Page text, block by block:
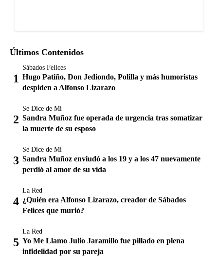
Últimos Contenidos
Sábados Felices
Hugo Patiño, Don Jediondo, Polilla y más humoristas
despiden a Alfonso Lizarazo
Se Dice de Mí
Sandra Muñoz fue operada de urgencia tras somatizar
la muerte de su esposo
Se Dice de Mí
Sandra Muñoz enviudó a los 19 y a los 47 nuevamente
perdió al amor de su vida
La Red
¿Quién era Alfonso Lizarazo, creador de Sábados
Felices que murió?
La Red
Yo Me Llamo Julio Jaramillo fue pillado en plena
infidelidad por su pareja